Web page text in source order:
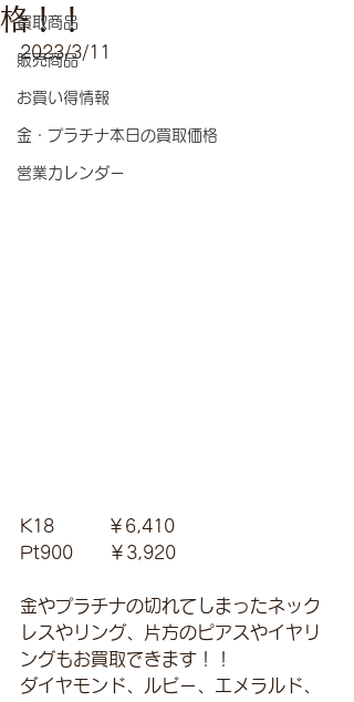
買取商品
販売商品
お買い得情報
金・プラチナ本日の買取価格
営業カレンダー
格！！
2023/3/11
K18　　　￥6,410
Pt900　　￥3,920
金やプラチナの切れてしまったネック
レスやリング、片方のピアスやイヤリ
ングもお買取できます！！
ダイヤモンド、ルビー、エメラルド、